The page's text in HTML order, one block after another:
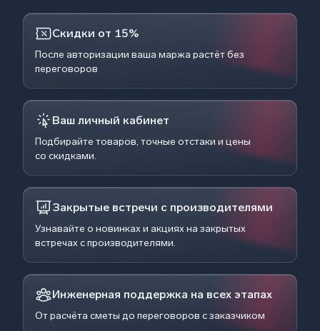
Скидки от 15%
После авторизации ваша маржа растёт без
переговоров
Ваш личный кабинет
Подбирайте товаров, точные отстаки и цены
со скидками.
Закрытые встречи с производителями
Узнавайте о новинках и акциях на закрытых
встречах с производителями.
Инженерная поддержка на всех этапах
От расчёта сметы до переговоров с заказчиком